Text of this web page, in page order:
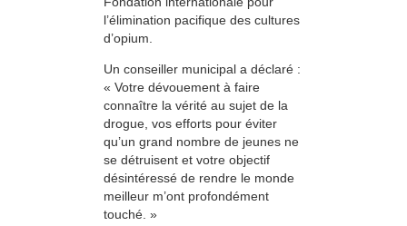
l’élimination pacifique des cultures
d’opium.
Un conseiller municipal a déclaré :
« Votre dévouement à faire
connaître la vérité au sujet de la
drogue, vos efforts pour éviter
qu’un grand nombre de jeunes ne
se détruisent et votre objectif
désintéressé de rendre le monde
meilleur m’ont profondément
touché. »